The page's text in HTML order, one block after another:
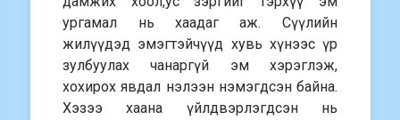
ургамал нь хаадаг аж. Сүүлийн
жилүүдэд эмэгтэйчүүд хувь хүнээс үр
зулбуулах чанаргүй эм хэрэглэж,
хохирох явдал нэлээн нэмэгдсэн байна.
Хэзээ хаана үйлдвэрлэгдсэн нь